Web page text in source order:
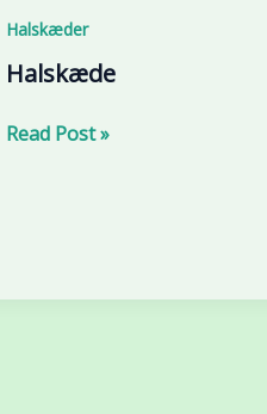
Halskæder
Halskæde
Halskæde
Read Post »